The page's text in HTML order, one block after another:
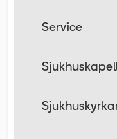
Service